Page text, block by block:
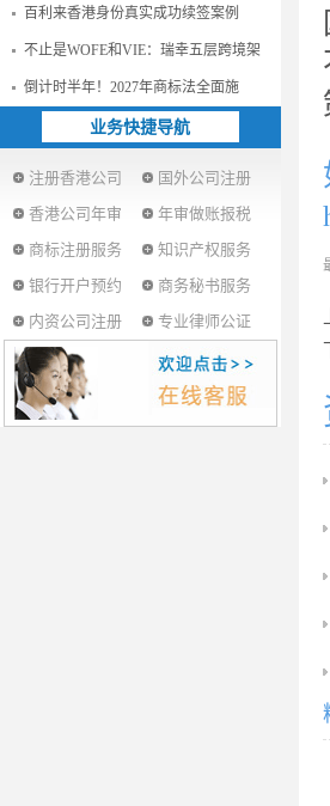
百利来香港身份真实成功续签案例
不止是WOFE和VIE：瑞幸五层跨境架
倒计时半年！2027年商标法全面施
业务快捷导航
注册香港公司
国外公司注册
香港公司年审
年审做账报税
商标注册服务
知识产权服务
银行开户预约
商务秘书服务
内资公司注册
专业律师公证